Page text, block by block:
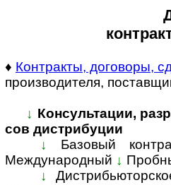
♦ Контракты, договоры,
производителя,
↓ Консультации,
сов дист­ри­буции
↓
Базовый
Международный ↓
↓